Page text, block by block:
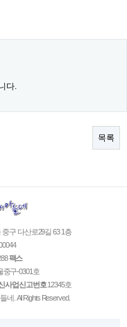
다.
목록
구 다산로29길 63 1층
팩스
중구-0301호
사업신고번호12345호
네. All Rights Reserved.